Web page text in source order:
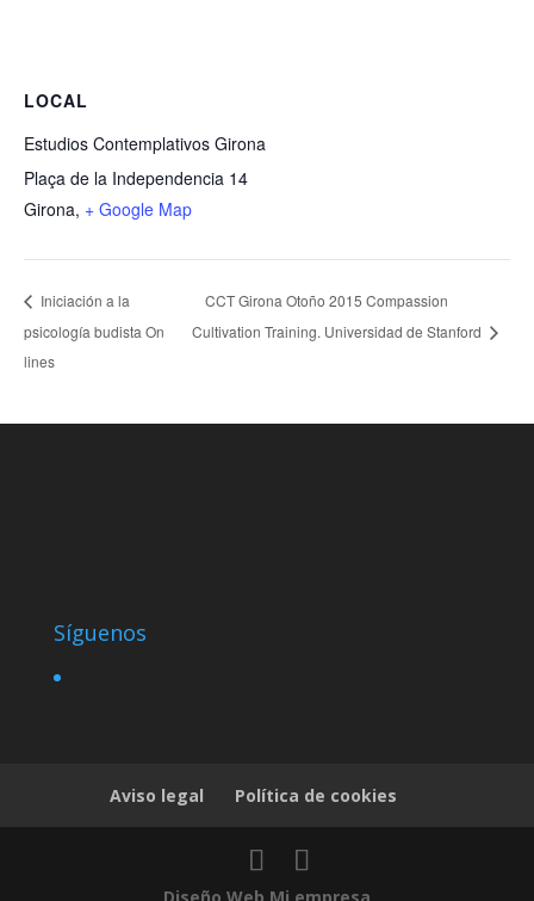
LOCAL
Estudios Contemplativos Girona
Plaça de la Independencia 14
Girona, + Google Map
Iniciación a la
psicología budista On
lines
CCT Girona Otoño 2015 Compassion
Cultivation Training. Universidad de Stanford
Síguenos
Aviso legal Política de cookies